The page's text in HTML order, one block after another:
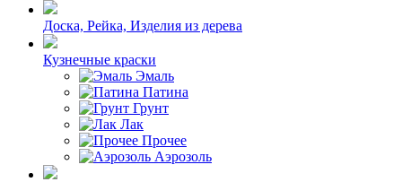
Доска, Рейка, Изделия из дерева
Кузнечные краски
Эмаль
Патина
Грунт
Лак
Прочее
Аэрозоль